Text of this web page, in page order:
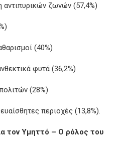
αντιπυρικών ζωνών (57,4%)
(40%)
φυτά (36,2%)
(28%)
περιοχές (13,8%).
τον Υμηττό – Ο ρόλος του